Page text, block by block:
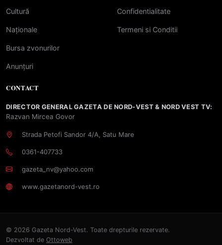
Cultură
Naționale
Bursa zvonurilor
Anunțuri
Confidentialitate
Termeni si Conditii
CONTACT
DIRECTOR GENERAL GAZETA DE NORD-VEST & NORD VEST TV:
Razvan Mircea Govor
Strada Petofi Sandor 4/A, Satu Mare
0361-407733
gazeta_nv@yahoo.com
www.gazetanord-vest.ro
© 2026 Gazeta Nord-Vest. Toate drepturile rezervate.
Dezvoltat de Ottoweb